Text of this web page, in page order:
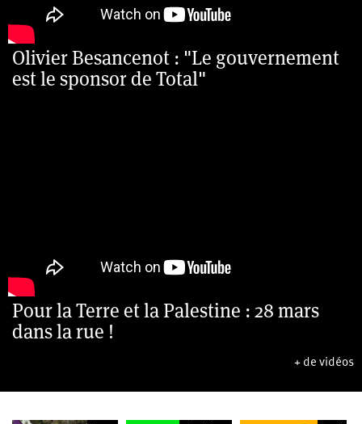
Olivier Besancenot : "Le gouvernement
est le sponsor de Total"
Pour la Terre et la Palestine : 28 mars
dans la rue !
+ de vidéos